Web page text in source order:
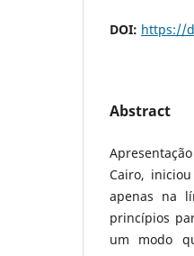
DOI: https://
Abstract
Cairo,
apenas na
princípios
um modo